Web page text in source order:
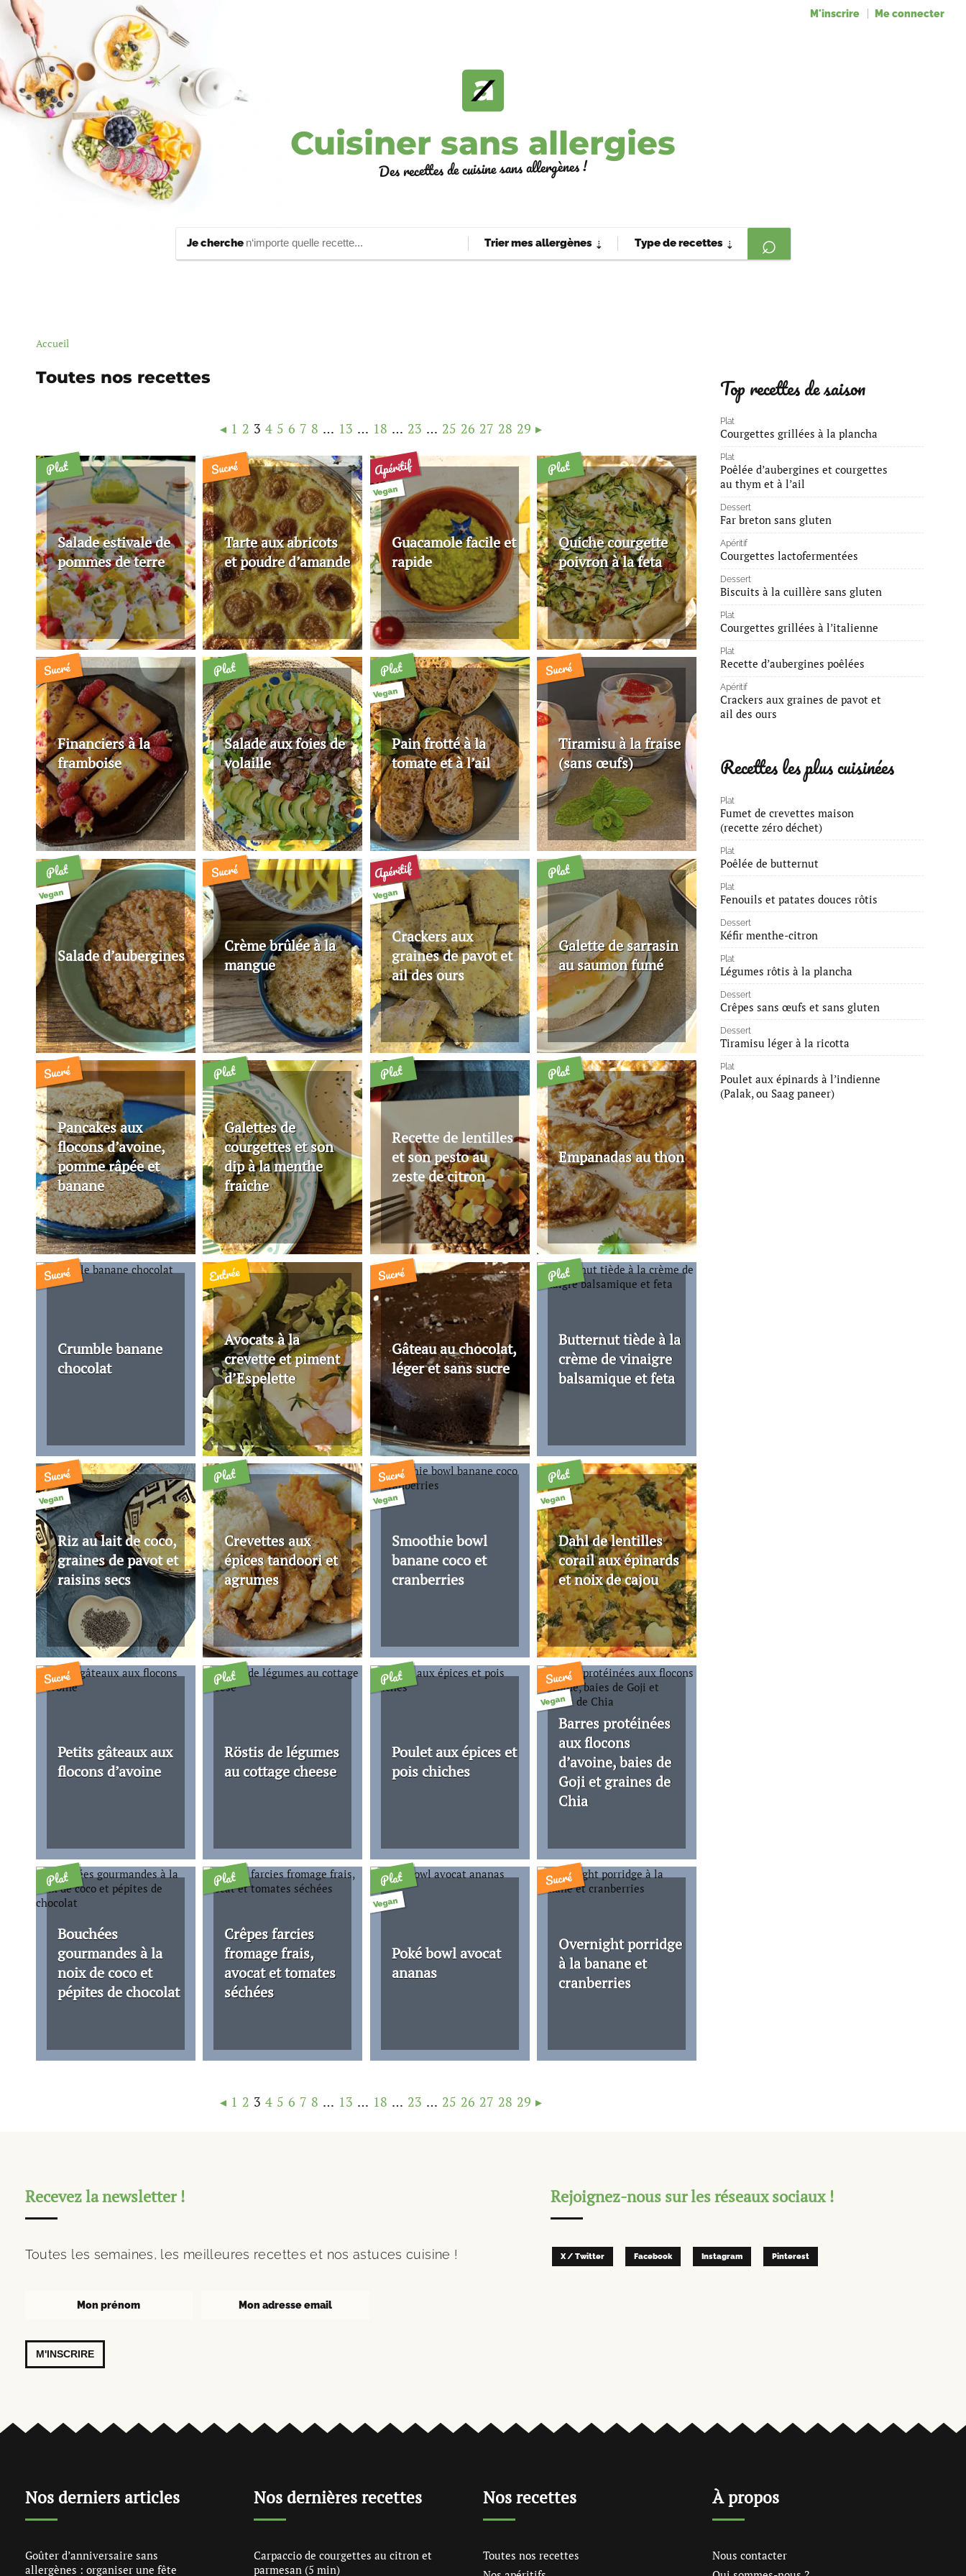
M'inscrire Me connecter
Cuisiner sans allergies
Des recettes de cuisine sans allergènes !
Je cherche Trier mes allergènes ⇣ Type de recettes ⇣
Accueil
Toutes nos recettes
◂ 1 2 3 4 5 6 7 8 … 13 … 18 … 23 … 25 26 27 28 29 ▸
Plat
Salade estivale de
pommes de terre
Sucré
Tarte aux abricots
et poudre d’amande
Apéritif
Vegan
Guacamole facile et
rapide
Plat
Quiche courgette
poivron à la feta
Sucré
Financiers à la
framboise
Plat
Salade aux foies de
volaille
Plat
Vegan
Pain frotté à la
tomate et à l’ail
Sucré
Tiramisu à la fraise
(sans œufs)
Plat
Vegan
Salade d’aubergines
Sucré
Crème brûlée à la
mangue
Apéritif
Vegan
Crackers aux
graines de pavot et
ail des ours
Plat
Galette de sarrasin
au saumon fumé
Sucré
Pancakes aux
flocons d’avoine,
pomme râpée et
banane
Plat
Galettes de
courgettes et son
dip à la menthe
fraîche
Plat
Recette de lentilles
et son pesto au
zeste de citron
Plat
Empanadas au thon
Sucré
Crumble banane
chocolat
Entrée
Avocats à la
crevette et piment
d’Espelette
Sucré
Gâteau au chocolat,
léger et sans sucre
Plat
Butternut tiède à la
crème de vinaigre
balsamique et feta
Sucré
Vegan
Riz au lait de coco,
graines de pavot et
raisins secs
Plat
Crevettes aux
épices tandoori et
agrumes
Sucré
Vegan
Smoothie bowl
banane coco et
cranberries
Plat
Vegan
Dahl de lentilles
corail aux épinards
et noix de cajou
Sucré
Petits gâteaux aux
flocons d’avoine
Plat
Röstis de légumes
au cottage cheese
Plat
Poulet aux épices et
pois chiches
Sucré
Vegan
Barres protéinées
aux flocons
d’avoine, baies de
Goji et graines de
Chia
Plat
Bouchées
gourmandes à la
noix de coco et
pépites de chocolat
Plat
Crêpes farcies
fromage frais,
avocat et tomates
séchées
Plat
Vegan
Poké bowl avocat
ananas
Sucré
Overnight porridge
à la banane et
cranberries
◂ 1 2 3 4 5 6 7 8 … 13 … 18 … 23 … 25 26 27 28 29 ▸
Top recettes de saison
Plat
Courgettes grillées à la plancha
Plat
Poêlée d’aubergines et courgettes
au thym et à l’ail
Dessert
Far breton sans gluten
Apéritif
Courgettes lactofermentées
Dessert
Biscuits à la cuillère sans gluten
Plat
Courgettes grillées à l’italienne
Plat
Recette d’aubergines poêlées
Apéritif
Crackers aux graines de pavot et
ail des ours
Recettes les plus cuisinées
Plat
Fumet de crevettes maison
(recette zéro déchet)
Plat
Poêlée de butternut
Plat
Fenouils et patates douces rôtis
Dessert
Kéfir menthe-citron
Plat
Légumes rôtis à la plancha
Dessert
Crêpes sans œufs et sans gluten
Dessert
Tiramisu léger à la ricotta
Plat
Poulet aux épinards à l’indienne
(Palak, ou Saag paneer)
Recevez la newsletter !
Toutes les semaines, les meilleures recettes et nos astuces cuisine !
M'INSCRIRE
Rejoignez-nous sur les réseaux sociaux !
X / Twitter Facebook Instagram Pinterest
Nos derniers articles
Goûter d’anniversaire sans
allergènes : organiser une fête
Nos dernières recettes
Carpaccio de courgettes au citron et
parmesan (5 min)
Nos recettes
Toutes nos recettes
À propos
Nous contacter